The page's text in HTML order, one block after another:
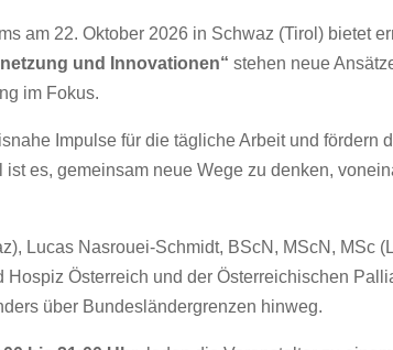
am 22. Oktober 2026 in Schwaz (Tirol) bietet
und Innovationen“ stehen neue
im Fokus.
Impulse für die tägliche Arbeit und fördern
es, gemeinsam neue Wege zu denken,
Lucas Nasrouei-Schmidt, BScN, MScN, MSc
Österreich und der Österreichischen
über Bundesländergrenzen hinweg.